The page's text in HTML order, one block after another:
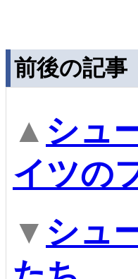
前後の記事
▲ シュ
イツの
▼ シュ